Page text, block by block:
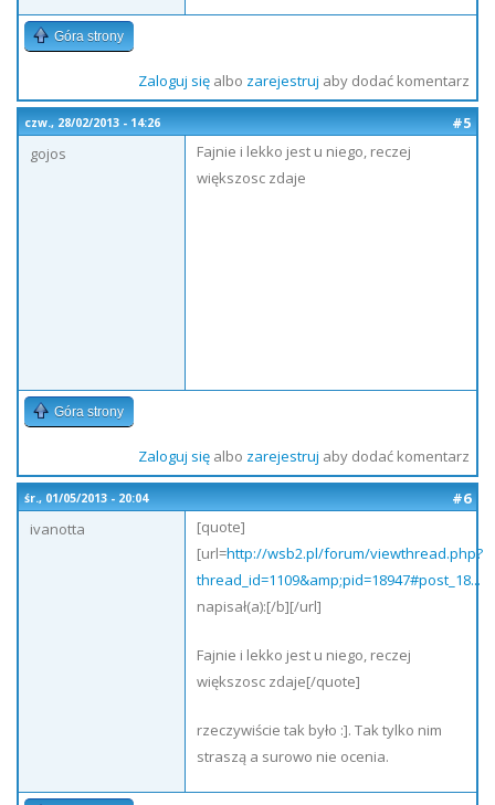
Góra strony
Zaloguj sięalbo zarejestruj aby dodać komentarz
czw., 28/02/2013 - 14:26
#5
gojos
Fajnie i lekko jest u niego, reczej
większosc zdaje
Góra strony
Zaloguj sięalbo zarejestruj aby dodać komentarz
śr., 01/05/2013 - 20:04
#6
ivanotta
[quote]
[url=http://wsb2.pl/forum/viewthread.php?
thread_id=1109&amp;pid=18947#post_18...
napisał(a):[/b][/url]
Fajnie i lekko jest u niego, reczej
większosc zdaje[/quote]
rzeczywiście tak było :]. Tak tylko nim
straszą a surowo nie ocenia.